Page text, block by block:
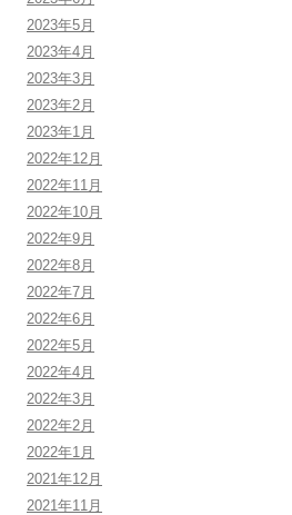
2023年5月
2023年4月
2023年3月
2023年2月
2023年1月
2022年12月
2022年11月
2022年10月
2022年9月
2022年8月
2022年7月
2022年6月
2022年5月
2022年4月
2022年3月
2022年2月
2022年1月
2021年12月
2021年11月